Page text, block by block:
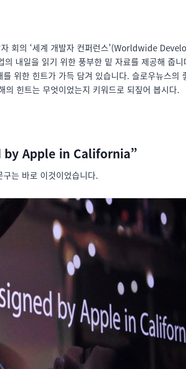
회의 ‘세계 개발자 컨퍼런스'(Worldwide
의 내일을 읽기 위한 풍부한 밑 자료를 제공해 줍
를 위한 힌트가 가득 담겨 있습니다. 슬로우뉴스의
의 힌트는 무엇이었는지 키워드로 되짚어 봅시다.
by Apple in California”
는 바로 이것이었습니다.